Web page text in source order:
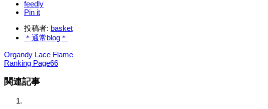
feedly
Pin it
投稿者: basket
＊通常blog＊
Organdy Lace Flame
Ranking Page66
関連記事